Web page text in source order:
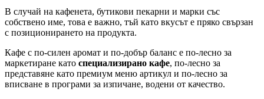
В случай на кафенета, бутикови пекарни и марки със
собствено име, това е важно, тъй като вкусът е пряко свързан
с позиционирането на продукта.
Кафе с по-силен аромат и по-добър баланс е по-лесно за
маркетиране като специализирано кафе, по-лесно за
представяне като премиум меню артикул и по-лесно за
вписване в програми за изпичане, водени от качество.